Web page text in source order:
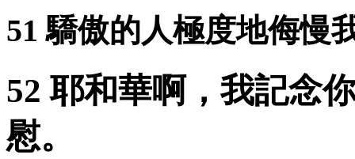
51 驕傲的人極度地侮慢
52 耶和華啊，我記念
慰。